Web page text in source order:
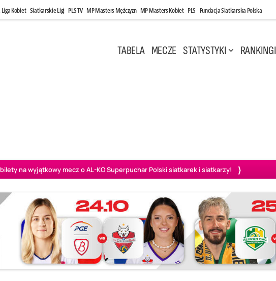
Liga Kobiet Siatkarskie Ligi PLS TV MP Masters Mężczyzn MP Masters Kobiet PLS Fundacja Siatkarska Polska
TABELA MECZE STATYSTYKI RANKINGI
na wyjątkowy mecz o AL-KO Superpuchar Polski siatkarek i siatkarzy!